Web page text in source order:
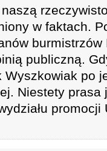
w faktach.
publiczną.
po
Niestety